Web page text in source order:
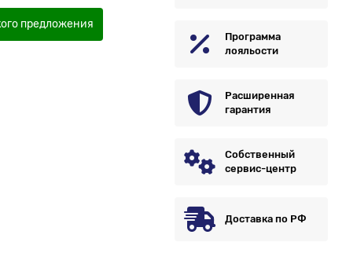
предложения
Программа
лояльости
Расширенная
гарантия
Собственный
сервис-центр
Доставка по РФ